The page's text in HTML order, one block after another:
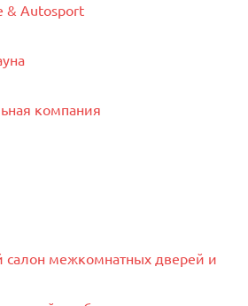
& Autosport
компания
межкомнатных дверей и